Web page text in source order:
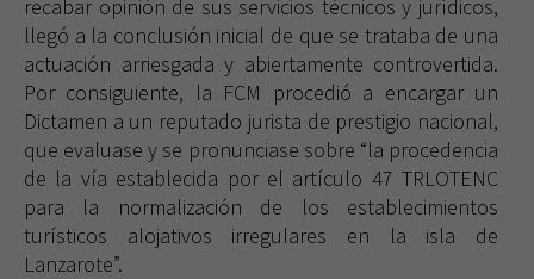
recabar opinión de sus servicios técnicos y jurídicos,
llegó a la conclusión inicial de que se trataba de una
actuación arriesgada y abiertamente controvertida.
Por consiguiente, la FCM procedió a encargar un
Dictamen a un reputado jurista de prestigio nacional,
que evaluase y se pronunciase sobre “la procedencia
de la vía establecida por el artículo 47 TRLOTENC
para la normalización de los establecimientos
turísticos alojativos irregulares en la isla de
Lanzarote”.